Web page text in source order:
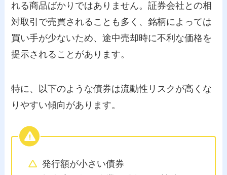
れる商品ばかりではありません。証券会社との相
対取引で売買されることも多く、銘柄によっては
買い手が少ないため、途中売却時に不利な価格を
提示されることがあります。
特に、以下のような債券は流動性リスクが高くな
りやすい傾向があります。
発行額が小さい債券